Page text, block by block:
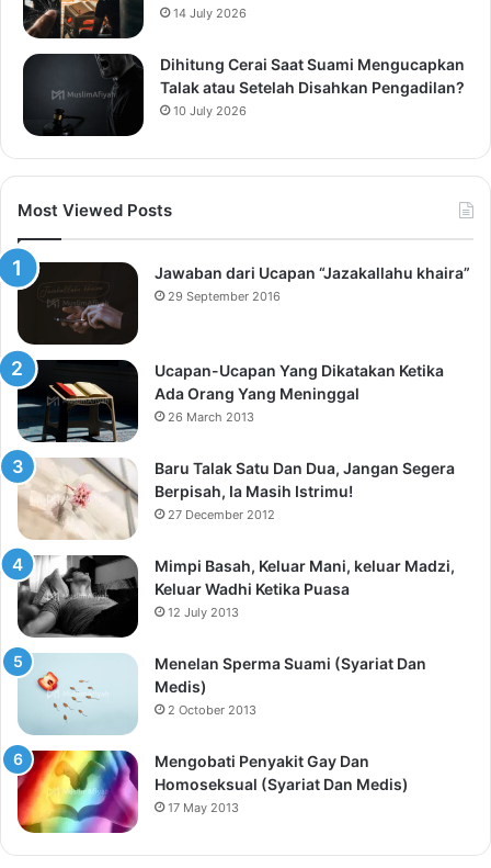
14 July 2026
Dihitung Cerai Saat Suami Mengucapkan
Talak atau Setelah Disahkan Pengadilan?
10 July 2026
Most Viewed Posts
Jawaban dari Ucapan “Jazakallahu khaira”
29 September 2016
Ucapan-Ucapan Yang Dikatakan Ketika
Ada Orang Yang Meninggal
26 March 2013
Baru Talak Satu Dan Dua, Jangan Segera
Berpisah, Ia Masih Istrimu!
27 December 2012
Mimpi Basah, Keluar Mani, keluar Madzi,
Keluar Wadhi Ketika Puasa
12 July 2013
Menelan Sperma Suami (Syariat Dan
Medis)
2 October 2013
Mengobati Penyakit Gay Dan
Homoseksual (Syariat Dan Medis)
17 May 2013